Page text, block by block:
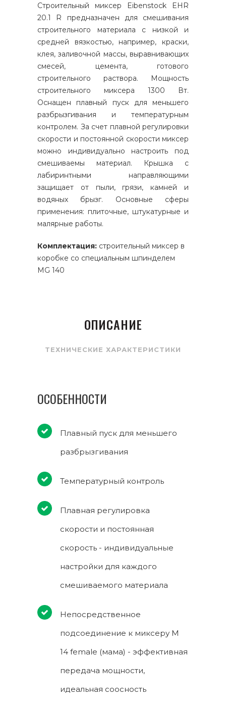
Строительный миксер Eibenstock EHR
20.1 R предназначен для смешивания
строительного материала с низкой и
средней вязкостью, например, краски,
клея, заливочной массы, выравнивающих
смесей, цемента, готового
строительного раствора. Мощность
строительного миксера 1300 Вт.
Оснащен плавный пуск для меньшего
разбрызгивания и температурным
контролем. За счет плавной регулировки
скорости и постоянной скорости миксер
можно индивидуально настроить под
смешиваемы материал. Крышка с
лабиринтными направляющими
защищает от пыли, грязи, камней и
водяных брызг. Основные сферы
применения: плиточные, штукатурные и
малярные работы.
Комплектация: строительный миксер в
коробке со специальным шпинделем
MG 140
ОПИСАНИЕ
ТЕХНИЧЕСКИЕ ХАРАКТЕРИСТИКИ
ОСОБЕННОСТИ
Плавный пуск для меньшего
разбрызгивания
Температурный контроль
Плавная регулировка
скорости и постоянная
скорость - индивидуальные
настройки для каждого
смешиваемого материала
Непосредственное
подсоединение к миксеру M
14 female (мама) - эффективная
передача мощности,
идеальная соосность